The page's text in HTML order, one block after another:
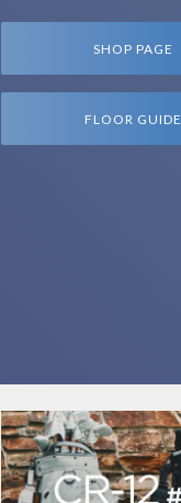
SHOP PAGE
FLOOR GUIDE